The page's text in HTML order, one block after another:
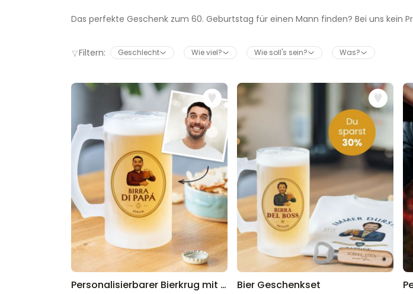
Handtuch
Spritz
16,99 €
Maritim
Pizzeria
Das perfekte Geschenk zum 60. Geburtstag für einen Mann finden? Bei uns kein
Filtern:
Geschlecht Wie viel? Wie soll's sein? Was?
Personalisierbarer Bierkrug mit Logo und Gesicht
Bier Geschenkset